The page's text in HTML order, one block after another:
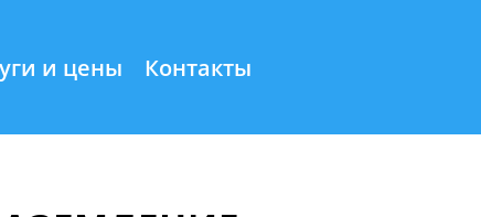
и цены
Контакты